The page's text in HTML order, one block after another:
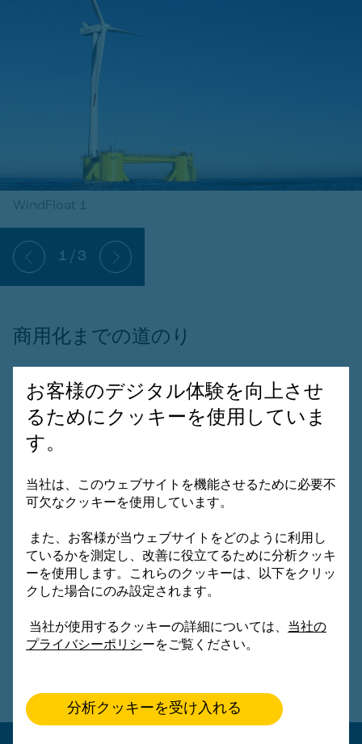
お客様のデジタル体験を向上させ
るためにクッキーを使用していま
す。
当社は、このウェブサイトを機能させるために必要不
可欠なクッキーを使用しています。
また、お客様が当ウェブサイトをどのように利用し
ているかを測定し、改善に役立てるために分析クッキ
ーを使用します。これらのクッキーは、以下をクリッ
クした場合にのみ設定されます。
当社が使用するクッキーの詳細については、 当社の
プライバシーポリシーをご覧ください。
分析クッキーを受け入れる
WindFloat 1
1 / 3
商用化までの道のり
プリンシプルパワーは、概念実証の成功に続いて、
ポルトガル、米国、フランス、英国、および日本で
25MWから50MWの小規模な商用プロジェクトを開
始し、技術開発とその成熟化に踏み出しました。以
設計寿命を備えた技術を設計する
幅広い環境や市場条件でWindFloat®の適応性を
実証する
システムの経済性とバンカビリティを証明する
産業規模プロジェクトに情報を提供する